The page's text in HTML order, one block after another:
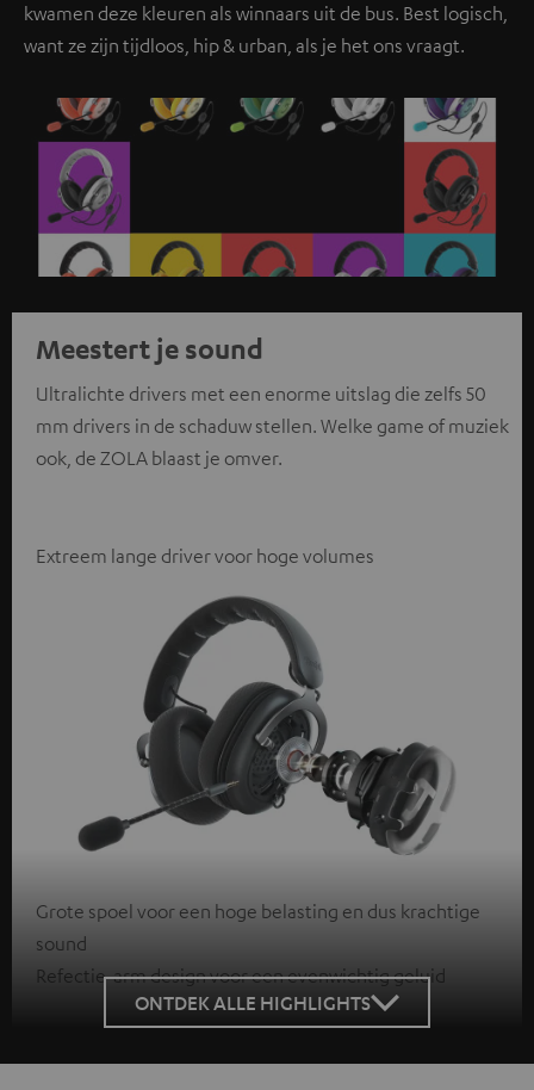
kwamen deze kleuren als winnaars uit de bus. Best logisch,
want ze zijn tijdloos, hip & urban, als je het ons vraagt.
Meestert je sound
Ultralichte drivers met een enorme uitslag die zelfs 50
mm drivers in de schaduw stellen. Welke game of muziek
ook, de ZOLA blaast je omver.
Extreem lange driver voor hoge volumes
Grote spoel voor een hoge belasting en dus krachtige
sound
Refectie-arm design voor een evenwichtig geluid
ONTDEK ALLE HIGHLIGHTS